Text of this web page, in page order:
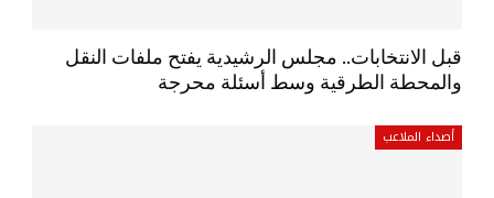
قبل الانتخابات.. مجلس الرشيدية يفتح ملفات النقل
والمحطة الطرقية وسط أسئلة محرجة
أصداء الملاعب